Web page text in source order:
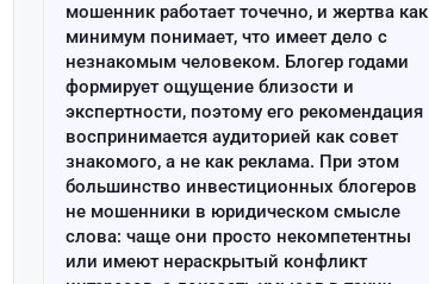
мошенник работает точечно, и жертва как
минимум понимает, что имеет дело с
незнакомым человеком. Блогер годами
формирует ощущение близости и
экспертности, поэтому его рекомендация
воспринимается аудиторией как совет
знакомого, а не как реклама. При этом
большинство инвестиционных блогеров
не мошенники в юридическом смысле
слова: чаще они просто некомпетентны
или имеют нераскрытый конфликт